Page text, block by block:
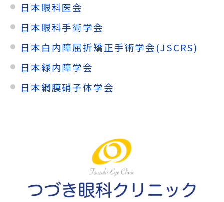
日本眼科医会
日本眼科手術学会
日本白内障屈折矯正手術学会(JSCRS)
日本緑内障学会
日本網膜硝子体学会